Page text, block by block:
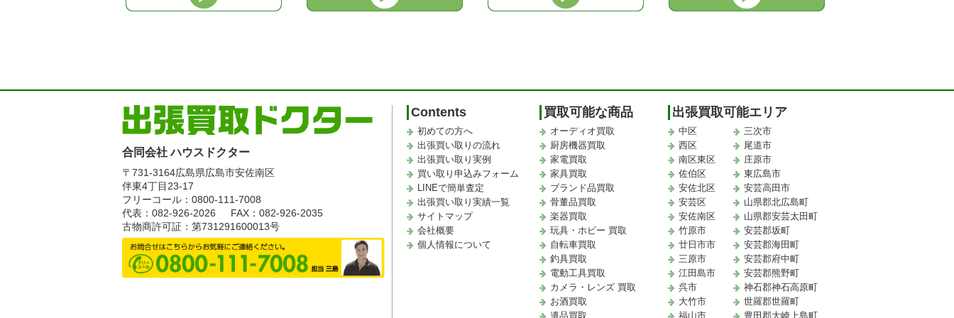
合同会社 ハウスドクター
〒731-3164広島県広島市安佐南区
伴東4丁目23-17
フリーコール：0800-111-7008
代表：082-926-2026
FAX：082-926-2035
古物商許可証：第731291600013号
Contents
初めての方へ
出張買い取りの流れ
出張買い取り実例
買い取り申込みフォーム
LINEで簡単査定
出張買い取り実績一覧
サイトマップ
会社概要
個人情報について
買取可能な商品
オーディオ買取
厨房機器買取
家電買取
家具買取
ブランド品買取
骨董品買取
楽器買取
玩具・ホビー 買取
自転車買取
釣具買取
電動工具買取
カメラ・レンズ 買取
お酒買取
遺品買取
出張買取可能エリア
中区
西区
南区東区
佐伯区
安佐北区
安芸区
安佐南区
竹原市
廿日市市
三原市
江田島市
呉市
大竹市
福山市
三次市
尾道市
庄原市
東広島市
安芸高田市
山県郡北広島町
山県郡安芸太田町
安芸郡坂町
安芸郡海田町
安芸郡府中町
安芸郡熊野町
神石郡神石高原町
世羅郡世羅町
豊田郡大崎上島町